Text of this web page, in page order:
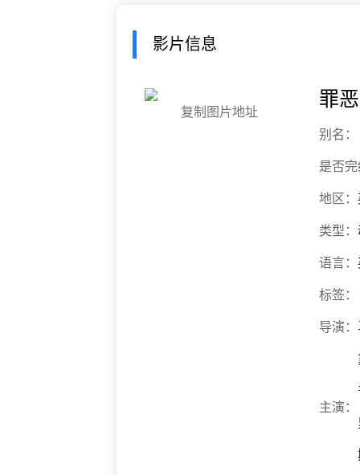
影片信息
复制图片地址
罪
别名：
是否
地区：
类型：
语言：
标签：
导演：
主演：